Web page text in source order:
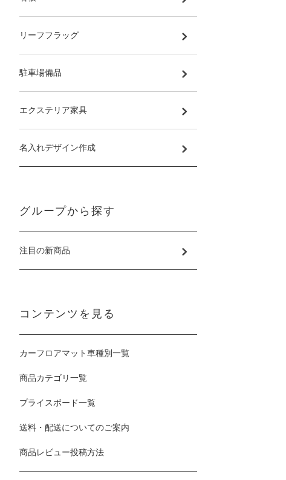
リーフフラッグ
駐車場備品
エクステリア家具
名入れデザイン作成
グループから探す
注目の新商品
コンテンツを見る
カーフロアマット車種別一覧
商品カテゴリ一覧
プライスボード一覧
送料・配送についてのご案内
商品レビュー投稿方法